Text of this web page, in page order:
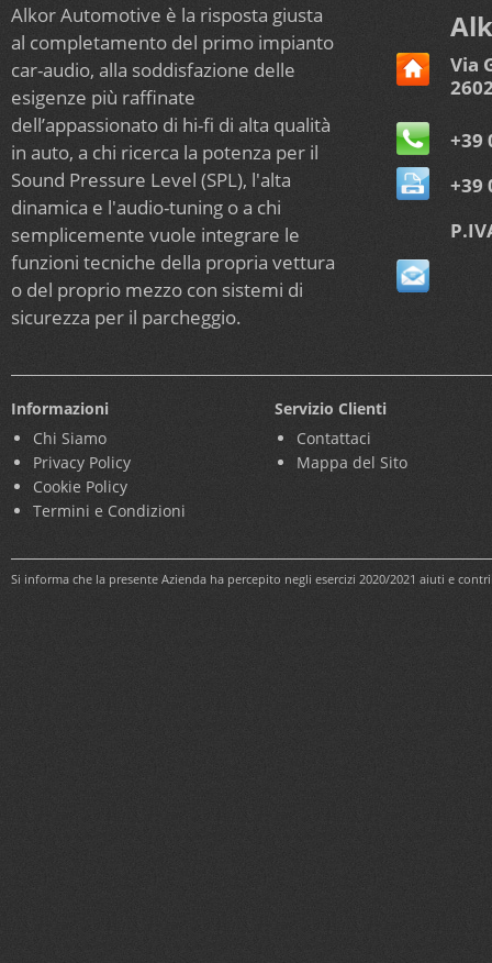
Alkor Automotive è la risposta giusta
al completamento del primo impianto
car-audio, alla soddisfazione delle
esigenze più raffinate
dell’appassionato di hi-fi di alta qualità
in auto, a chi ricerca la potenza per il
Sound Pressure Level (SPL), l'alta
dinamica e l'audio-tuning o a chi
semplicemente vuole integrare le
funzioni tecniche della propria vettura
o del proprio mezzo con sistemi di
sicurezza per il parcheggio.
Via
+39
+39
Informazioni
Chi Siamo
Privacy Policy
Cookie Policy
Termini e Condizioni
Servizio Clienti
Contattaci
Mappa del Sito
Si informa che la presente Azienda ha percepito negli esercizi 2020/2021 aiuti e